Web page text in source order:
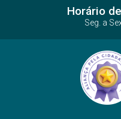
Horário
Seg. a